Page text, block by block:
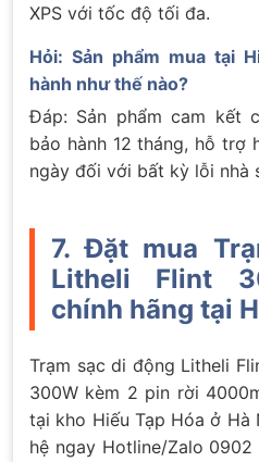
XPS với tốc độ tối đa.
Hỏi: Sản phẩm mua tại
hành như thế nào?
Đáp: Sản phẩm cam kết
bảo hành 12 tháng, hỗ trợ
ngày đối với bất kỳ lỗi nhà
7. Đặt mua
Litheli Flint
chính hãng tại
Trạm sạc di động Litheli
300W kèm 2 pin rời
tại kho Hiếu Tạp Hóa ở Hà
hệ ngay Hotline/Zalo